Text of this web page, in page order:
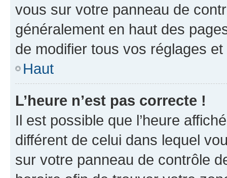
vous sur votre panneau de
généralement en haut des
de modifier tous vos réglages
Haut
L’heure n’est pas correcte !
Il est possible que l’heure
différent de celui dans lequel
sur votre panneau de contrôle